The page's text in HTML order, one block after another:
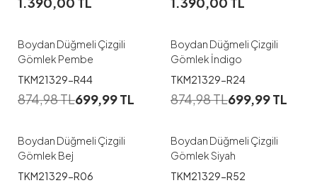
38 40 42
Boydan Düğmeli Çizgili
Gömlek Pembe
TKM21329-R44
874,98TL699,99TL
38 40 42
Boydan Düğmeli Çizgili
Gömlek İndigo
TKM21329-R24
874,98TL699,99TL
38 40 42 44
Boydan Düğmeli Çizgili
Gömlek Bej
TKM21329-R06
38 40 42 44
Boydan Düğmeli Çizgili
Gömlek Siyah
TKM21329-R52